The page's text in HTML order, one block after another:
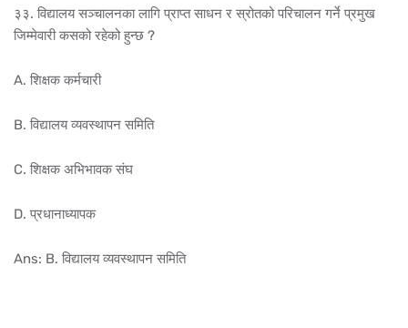
३३. विद्यालय सञ्चालनका लागि प्राप्त साधन र स्रोतको परिचालन गर्ने प्रमुख
जिम्मेवारी कसको रहेको हुन्छ ?
A. शिक्षक कर्मचारी
B. विद्यालय व्यवस्थापन समिति
C. शिक्षक अभिभावक संघ
D. प्रधानाध्यापक
Ans: B. विद्यालय व्यवस्थापन समिति